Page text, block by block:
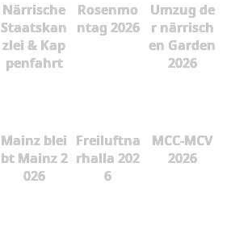
Närrische
Staatskan
zlei & Kap
penfahrt
Rosenmo
ntag 2026
Umzug de
r närrisch
en Garden
2026
Mainz blei
bt Mainz 2
026
Freiluftna
rhalla 202
6
MCC-MCV
2026